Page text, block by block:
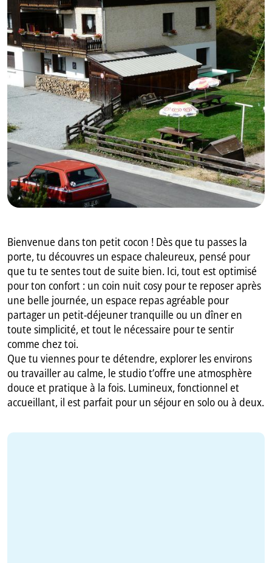
IT
Bienvenue dans ton petit cocon ! Dès que tu passes la
porte, tu découvres un espace chaleureux, pensé pour
que tu te sentes tout de suite bien. Ici, tout est optimisé
pour ton confort : un coin nuit cosy pour te reposer après
une belle journée, un espace repas agréable pour
partager un petit-déjeuner tranquille ou un dîner en
toute simplicité, et tout le nécessaire pour te sentir
comme chez toi.
Que tu viennes pour te détendre, explorer les environs
ou travailler au calme, le studio t’offre une atmosphère
douce et pratique à la fois. Lumineux, fonctionnel et
accueillant, il est parfait pour un séjour en solo ou à deux.